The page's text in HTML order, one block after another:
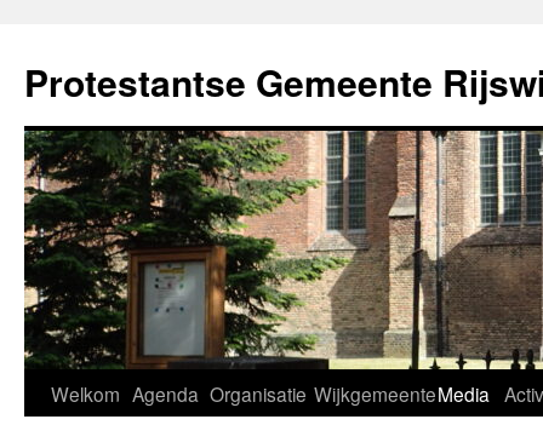
de
inhoud
Protestantse Gemeente
Welkom Agenda Organisatie WijkgemeenteMedia